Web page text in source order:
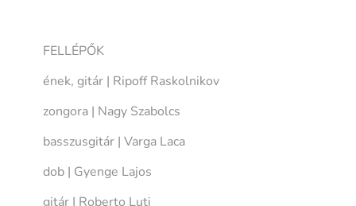
FELLÉPŐK
ének, gitár | Ripoff Raskolnikov
zongora | Nagy Szabolcs
basszusgitár | Varga Laca
dob | Gyenge Lajos
gitár | Roberto Luti